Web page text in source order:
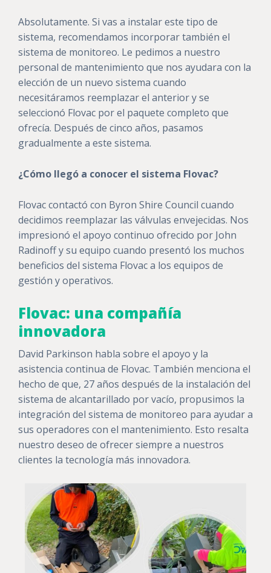
Absolutamente. Si vas a instalar este tipo de
sistema, recomendamos incorporar también el
sistema de monitoreo. Le pedimos a nuestro
personal de mantenimiento que nos ayudara con la
elección de un nuevo sistema cuando
necesitáramos reemplazar el anterior y se
seleccionó Flovac por el paquete completo que
ofrecía. Después de cinco años, pasamos
gradualmente a este sistema.
¿Cómo llegó a conocer el sistema Flovac?
Flovac contactó con Byron Shire Council cuando
decidimos reemplazar las válvulas envejecidas. Nos
impresionó el apoyo continuo ofrecido por John
Radinoff y su equipo cuando presentó los muchos
beneficios del sistema Flovac a los equipos de
gestión y operativos.
Flovac: una compañía
innovadora
David Parkinson habla sobre el apoyo y la
asistencia continua de Flovac. También menciona el
hecho de que, 27 años después de la instalación del
sistema de alcantarillado por vacío, propusimos la
integración del sistema de monitoreo para ayudar a
sus operadores con el mantenimiento. Esto resalta
nuestro deseo de ofrecer siempre a nuestros
clientes la tecnología más innovadora.